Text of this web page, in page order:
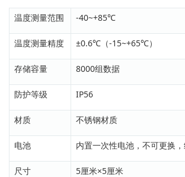
温度测量范围 -40~+85℃
温度测量精度 ±0.6℃（-15~+65℃）
存储容量 8000组数据
防护等级 IP56
材质 不锈钢材质
电池 内置一次性电池，不可更换
尺寸 5厘米×5厘米